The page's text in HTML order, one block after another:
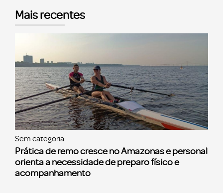
Mais recentes
Sem categoria
Prática de remo cresce no Amazonas e personal
orienta a necessidade de preparo físico e
acompanhamento